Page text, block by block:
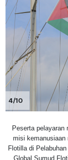
4/10
Peserta pelayaran
misi kemanusiaan
Flotilla di
Global Sumud